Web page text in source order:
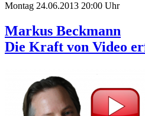
Montag 24.06.2013 20:00 Uhr
Markus Beckmann
Die Kraft von Video